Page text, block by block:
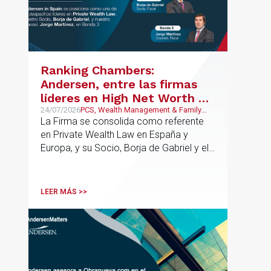
en las que resulta clave contar con un
asesoramiento especializado capaz de
integrar el análisis jurídico, urbanístico y
contractual de los activos, anticipar
todas las fases de la operación.
Ranking Chambers:
Andersen, entre las firmas
líderes en High Net Worth en
España y Europa
24/07/2026PCS, Wealth Management & Family
Business
La Firma se consolida como referente
en Private Wealth Law en España y
Europa, y su Socio, Borja de Gabriel y el
profesionales clave del sector.
LEER MÁS >>